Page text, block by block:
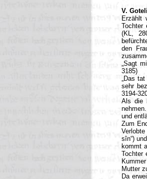
V.
Erzählt
Tochter
(KL,
den
„Sagt
3185)
„Das
sehr
3194-
Als die
und
Zum
sîn“)
kommt
Tochter
Mutter
Da